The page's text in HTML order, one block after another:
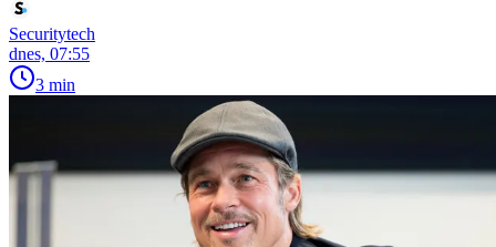
Securitytech
dnes, 07:55
3 min